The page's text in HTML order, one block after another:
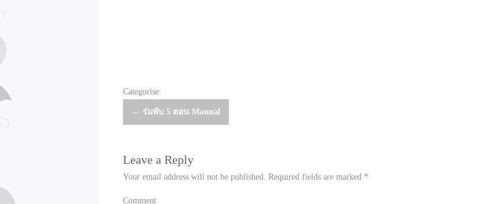
Categorise:
Post
← ร่มพับ 5 ตอน Manual
Leave a Reply
Your email address will not be published. Required fields are marked *
Comment